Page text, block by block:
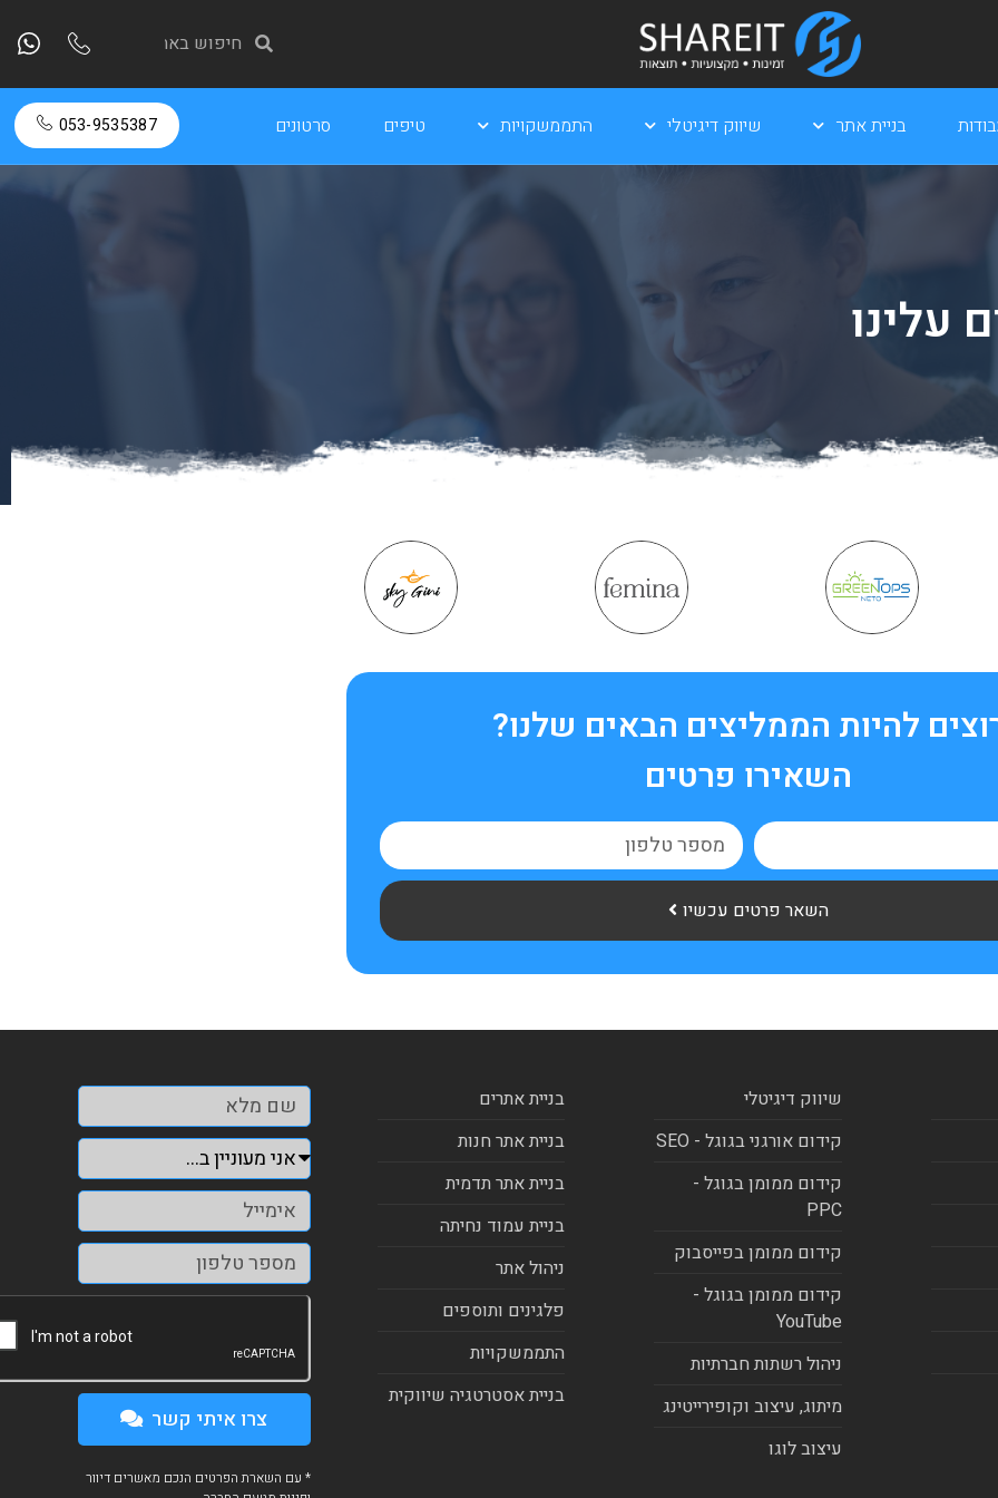
בניית אתר שיווק דיגיטלי התממשקויות טיפים סרטונים 053-9535387
עלינו
להיות הממליצים הבאים שלנו?
השאירו פרטים
השאר פרטים עכשיו
שיווק דיגיטלי
קידום אורגני בגוגל - SEO
קידום ממומן בגוגל -
PPC
קידום ממומן בפייסבוק
קידום ממומן בגוגל -
YouTube
ניהול רשתות חברתיות
מיתוג, עיצוב וקופירייטינג
עיצוב לוגו
בניית אתרים
בניית אתר חנות
בניית אתר תדמית
בניית עמוד נחיתה
ניהול אתר
פלגינים ותוספים
התממשקויות
בניית אסטרטגיה שיווקית
צרו איתי קשר
* עם השארת הפרטים הנכם מאשרים דיוור